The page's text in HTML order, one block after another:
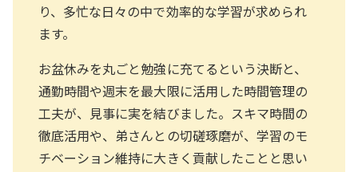
り、多忙な日々の中で効率的な学習が求められ
ます。
お盆休みを丸ごと勉強に充てるという決断と、
通勤時間や週末を最大限に活用した時間管理の
工夫が、見事に実を結びました。スキマ時間の
徹底活用や、弟さんとの切磋琢磨が、学習のモ
チベーション維持に大きく貢献したことと思い